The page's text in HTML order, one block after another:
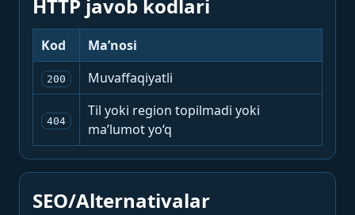
HTTP javob kodlari
Kod Ma’nosi
200 Muvaffaqiyatli
404
Til yoki region topilmadi yoki
ma’lumot yo‘q
SEO/Alternativalar